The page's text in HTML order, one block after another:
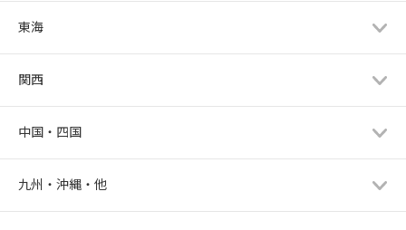
東海
関西
中国・四国
九州・沖縄・他